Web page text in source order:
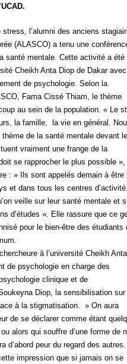
stress, l’alumni des anciens
(ALASCO) a tenu une
santé mentale. Cette activité a été
Cheikh Anta Diop de Dakar
de psychologie. Selon la
Fama Cissé Thiam, le thème
au sein de la population. « Le
la famille, la vie en général.
de la santé mentale devant
vraiment une frange de la
se rapprocher le plus possible »,
: » Ils sont appelés demain à être
et dans tous les centres
veille sur leur santé mentale et
d’études ». Elle rassure que ce
pour le bien-être des étudiants
à l’université Cheikh Anta
de psychologie en charge des
clinique et de
Diop, la sensibilisation sur
à la stigmatisation. » On aura
de se déclarer comme étant
alors qui souffre d’une forme de
d’abord peur du regard des autres.
impression que si jamais on se